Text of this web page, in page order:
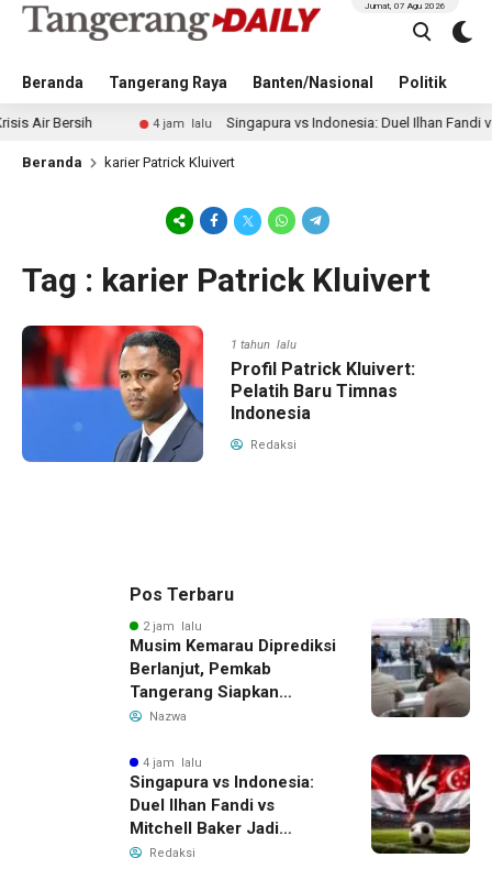
Beranda Tangerang Raya Banten/Nasional Politik
Jumat, 07 Agu 2026
Bersih 4 jam lalu Singapura vs Indonesia: Duel Ilhan Fandi vs
Beranda karier Patrick Kluivert
Tag : karier Patrick Kluivert
1 tahun lalu
Profil Patrick Kluivert:
Pelatih Baru Timnas
Indonesia
Redaksi
Pos Terbaru
2 jam lalu
Musim Kemarau Diprediksi
Berlanjut, Pemkab
Tangerang Siapkan
Langkah Antisipasi Krisis
Nazwa
4 jam lalu
Singapura vs Indonesia:
Duel Ilhan Fandi vs
Mitchell Baker Jadi
Sorotan di Piala AFF 2026
Redaksi